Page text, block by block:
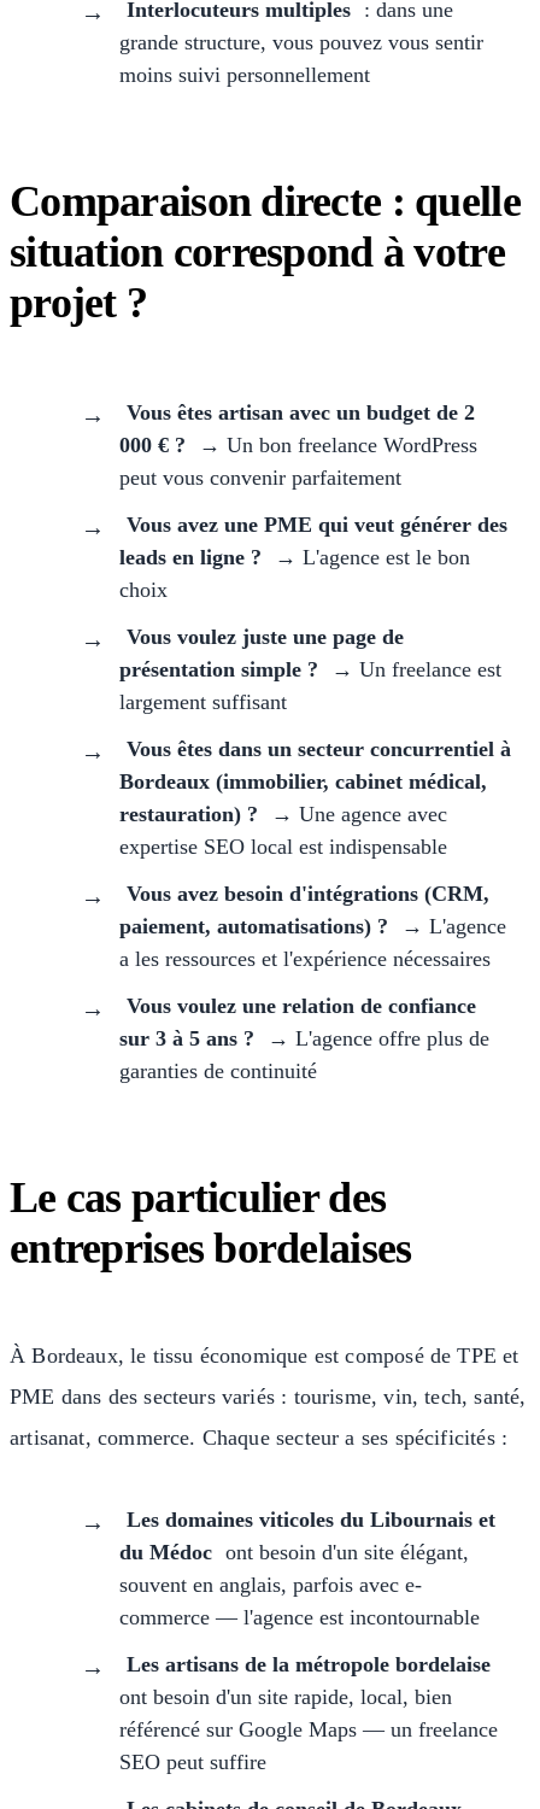
Interlocuteurs multiples : dans une
grande structure, vous pouvez vous sentir
moins suivi personnellement
Comparaison directe : quelle
situation correspond à votre
projet ?
Vous êtes artisan avec un budget de 2
000 € ?
→ Un bon freelance WordPress
peut vous convenir parfaitement
Vous avez une PME qui veut générer des
leads en ligne ?
→ L'agence est le bon
choix
Vous voulez juste une page de
présentation simple ?
→ Un freelance est
largement suffisant
Vous êtes dans un secteur concurrentiel à
Bordeaux (immobilier, cabinet médical,
restauration) ?
→ Une agence avec
expertise SEO local est indispensable
Vous avez besoin d'intégrations (CRM,
paiement, automatisations) ?
→ L'agence
a les ressources et l'expérience nécessaires
Vous voulez une relation de confiance
sur 3 à 5 ans ?
→ L'agence offre plus de
garanties de continuité
Le cas particulier des
entreprises bordelaises
À Bordeaux, le tissu économique est composé de TPE et
PME dans des secteurs variés : tourisme, vin, tech, santé,
artisanat, commerce. Chaque secteur a ses spécificités :
Les domaines viticoles du Libournais et
du Médoc ont besoin d'un site élégant,
souvent en anglais, parfois avec e-
commerce — l'agence est incontournable
Les artisans de la métropole bordelaise
ont besoin d'un site rapide, local, bien
référencé sur Google Maps — un freelance
SEO peut suffire